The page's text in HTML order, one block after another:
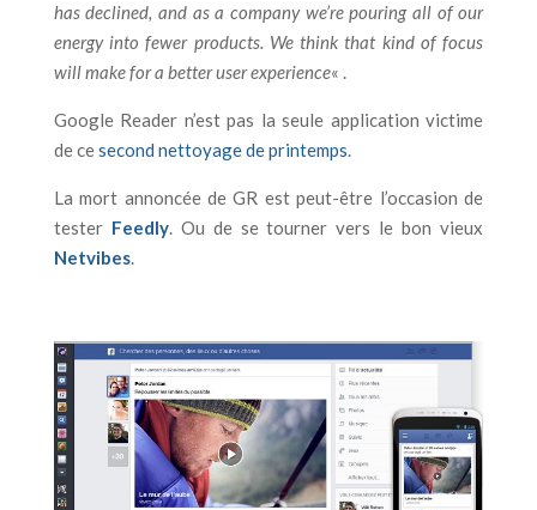
has declined, and as a company we’re pouring all of our
energy into fewer products. We think that kind of focus
will make for a better user experience« .
Google Reader n’est pas la seule application victime
de cesecond nettoyage de printemps.
La mort annoncée de GR est peut-être l’occasion de
tester Feedly. Ou de se tourner vers le bon vieux
Netvibes.